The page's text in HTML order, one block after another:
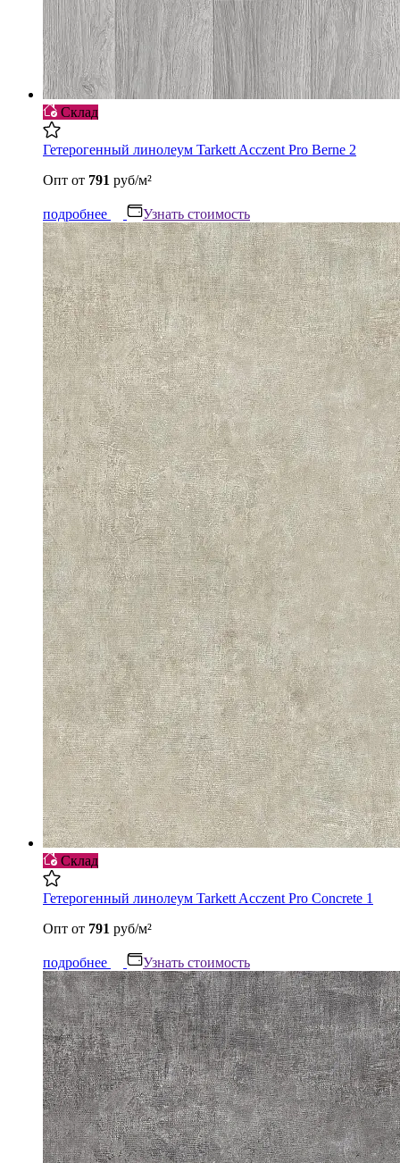
Склад
Гетерогенный линолеум Tarkett Acczent Pro Berne 2
Опт от 791 руб/м²
подробнее Узнать стоимость
Склад
Гетерогенный линолеум Tarkett Acczent Pro Concrete 1
Опт от 791 руб/м²
подробнее Узнать стоимость